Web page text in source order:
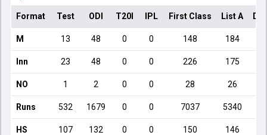
Format Test ODI T20I IPL First Class List A
M 13 48 0 0 148 184
Inn 23 48 0 0 226 175
NO 1 2 0 0 28 26
Runs 532 1679 0 0 7037 5340
HS 107 132 0 0 150 146